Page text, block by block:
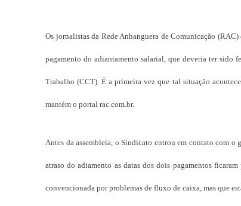
Os jornalistas da Rede Anhanguera de Comunicação
pagamento do adiantamento salarial, que deveria ter sido
Trabalho (CCT). É a primeira vez que tal situação
mantém o portal rac.com.br.
Antes da assembleia, o Sindicato entrou em contato com
atraso do adiamento as datas dos dois pagamentos
convencionada por problemas de fluxo de caixa, mas que